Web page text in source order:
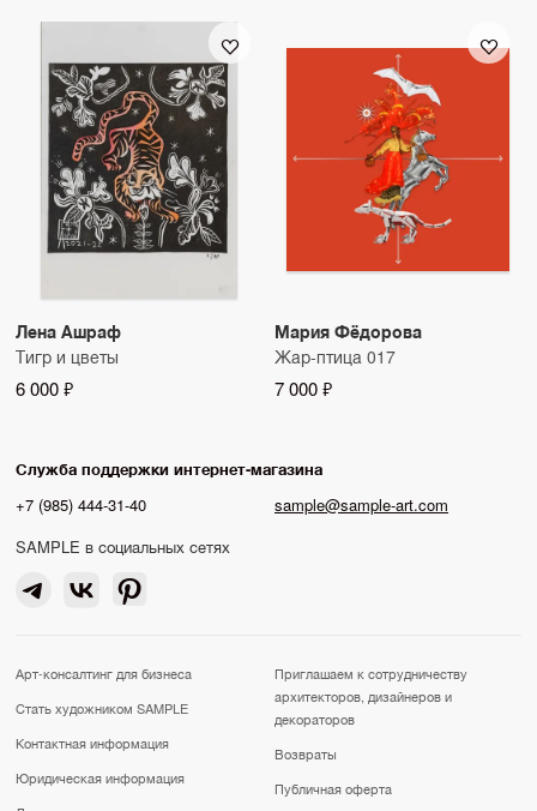
Лена Ашраф
Тигр и цветы
6 000 ₽
Мария Фёдорова
Жар-птица 017
7 000 ₽
Служба поддержки интернет-магазина
+7 (985) 444-31-40
sample@sample-art.com
SAMPLE в социальных сетях
Арт-консалтинг для бизнеса
Стать художником SAMPLE
Контактная информация
Юридическая информация
Приглашаем к сотрудничеству
архитекторов, дизайнеров и
декораторов
Возвраты
Публичная оферта